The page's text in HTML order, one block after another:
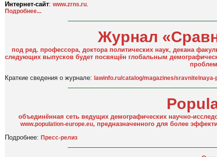
Интернет-сайт: www.zrns.ru.
Подробнее...
Журнал
под ред. профессора, доктора политических наук, декана
следующих выпусков будет посвящён глобальным
Краткие сведения о журнале: lawinfo.ru/catalog/magazines/sravnitelnaya-
объединённая сеть ведущих демографических научно-
www.population-europe.eu, предназначенного для более
Подробнее: Пресс-релиз